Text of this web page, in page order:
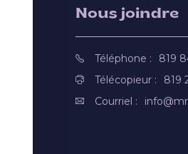
Nous joindre
Téléphone :
819
Télécopieur :
819
Courriel :